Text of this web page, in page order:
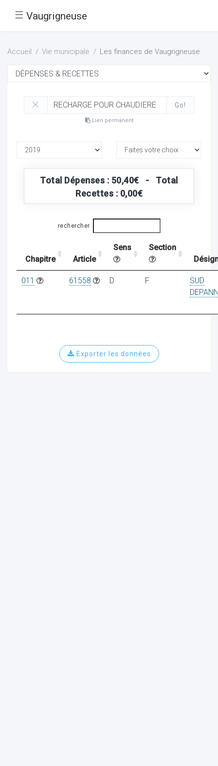
☰ Vaugrigneuse
Accueil Vie municipale Les finances de Vaugrigneuse
Go!
Lien permanent
Total Dépenses : 50,40€ - Total
Recettes : 0,00€
rechercher
Chapitre Article
Sens
Section
011 61558 D F
SUD
Exporter les données